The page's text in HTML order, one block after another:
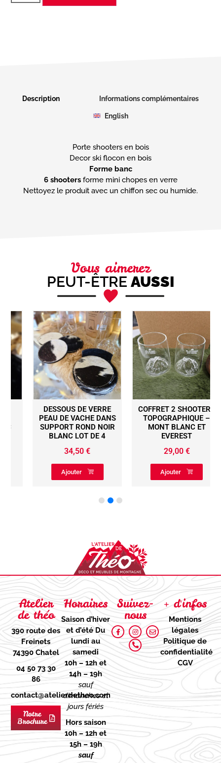
Description Informations complémentaires
English
Porte shooters en bois
Forme banc
6 shootersforme mini chopes en verre
Nettoyez le produit avec un chiffon sec ou humide.
Vous aimerez
PEUT-ÊTRE AUSSI
DESSOUS DE VERRE
PEAU DE VACHE DANS
SUPPORT ROND NOIR
BLANC LOT DE 4
34,50€
Ajouter
COFFRET 2 SHOOTERS
TOPOGRAPHIQUE –
MONT BLANC ET
EVEREST
29,00€
Ajouter
Atelier
de théo
390 route des
Freinets
74390 Chatel
04 50 73 30
86
contact@atelierdetheo.com
Notre
Brochure
Horaires
Saison d’hiver
et d’étéDu
lundi au
samedi
10h – 12h et
14h – 19h
sauf
dimanches et
jours fériés
Hors saison
10h – 12h et
15h – 19h
sauf
Suivez-
nous
+ d'infos
Mentions
légales
Politique de
confidentialité
CGV